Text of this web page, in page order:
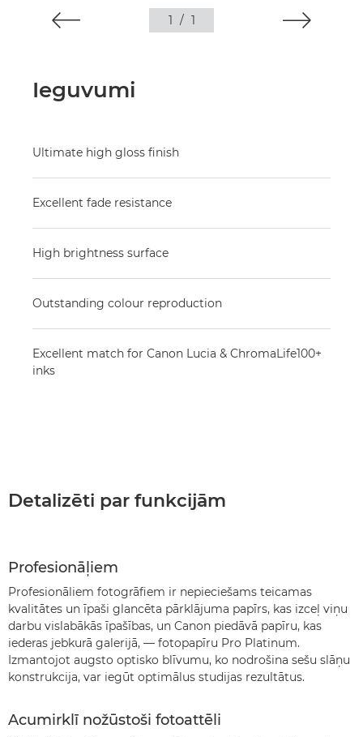
1 / 1
Ieguvumi
Ultimate high gloss finish
Excellent fade resistance
High brightness surface
Outstanding colour reproduction
Excellent match for Canon Lucia & ChromaLife100+
inks
Detalizēti par funkcijām
Profesionāļiem
Profesionāliem fotogrāfiem ir nepieciešams teicamas
kvalitātes un īpaši glancēta pārklājuma papīrs, kas izceļ viņu
darbu vislabākās īpašības, un Canon piedāvā papīru, kas
iederas jebkurā galerijā, — fotopapīru Pro Platinum.
Izmantojot augsto optisko blīvumu, ko nodrošina sešu slāņu
konstrukcija, var iegūt optimālus studijas rezultātus.
Acumirklī nožūstoši fotoattēli